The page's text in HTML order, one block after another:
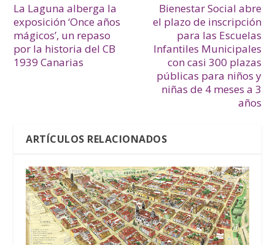
La Laguna alberga la
exposición ‘Once años
mágicos’, un repaso
por la historia del CB
1939 Canarias
Bienestar Social abre
el plazo de inscripción
para las Escuelas
Infantiles Municipales
con casi 300 plazas
públicas para niños y
niñas de 4 meses a 3
años
ARTÍCULOS RELACIONADOS